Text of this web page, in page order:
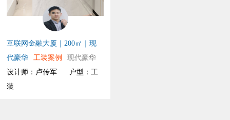
互联网金融大厦｜200㎡｜现
代豪华
工装案例
现代豪华
设计师：卢传军
户型：工
装